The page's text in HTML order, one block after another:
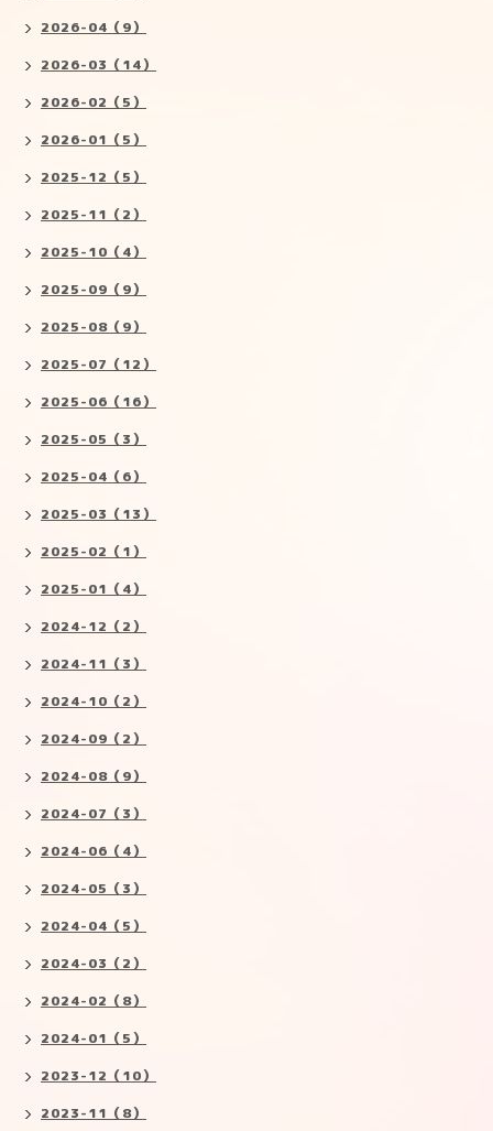
2026-04（9）
2026-03（14）
2026-02（5）
2026-01（5）
2025-12（5）
2025-11（2）
2025-10（4）
2025-09（9）
2025-08（9）
2025-07（12）
2025-06（16）
2025-05（3）
2025-04（6）
2025-03（13）
2025-02（1）
2025-01（4）
2024-12（2）
2024-11（3）
2024-10（2）
2024-09（2）
2024-08（9）
2024-07（3）
2024-06（4）
2024-05（3）
2024-04（5）
2024-03（2）
2024-02（8）
2024-01（5）
2023-12（10）
2023-11（8）